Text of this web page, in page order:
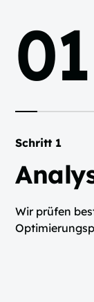
01
Schritt 1
Wir prüfen